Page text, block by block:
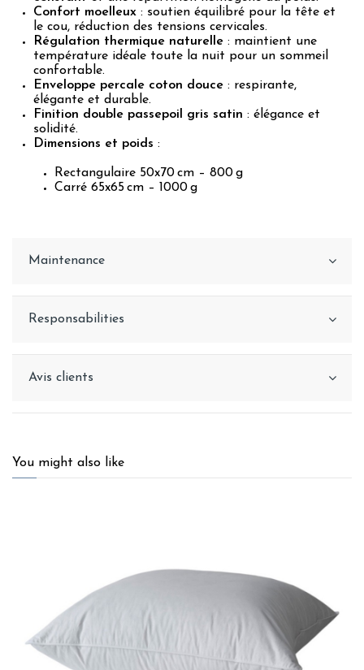
Confort moelleux : soutien équilibré pour la tête et
le cou, réduction des tensions cervicales.
Régulation thermique naturelle : maintient une
température idéale toute la nuit pour un sommeil
confortable.
Enveloppe percale coton douce : respirante,
élégante et durable.
Finition double passepoil gris satin : élégance et
solidité.
Dimensions et poids :
Rectangulaire 50x70 cm – 800 g
Carré 65x65 cm – 1000 g
Maintenance
Responsabilities
Avis clients
You might also like